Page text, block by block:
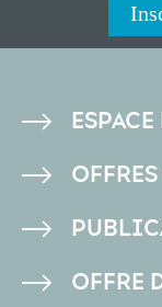
PIED
DE
OFFRE